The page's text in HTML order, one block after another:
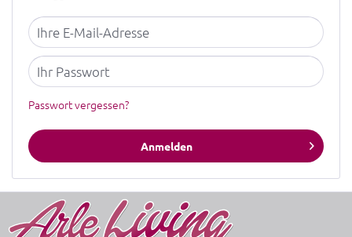
Passwort vergessen?
Anmelden